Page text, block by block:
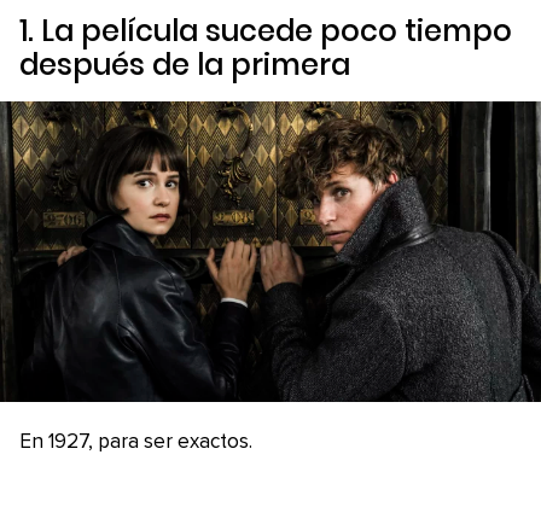
1. La película sucede poco tiempo
después de la primera
En 1927, para ser exactos.